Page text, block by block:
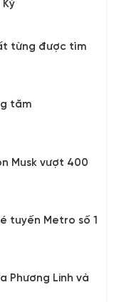
từng được tìm
tăm
Musk vượt 400
tuyến Metro số 1
Phương Linh và